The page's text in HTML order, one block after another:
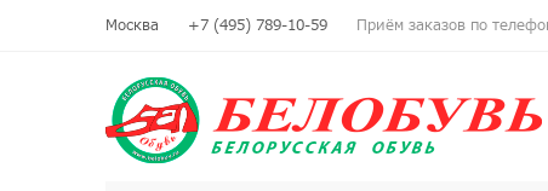
Москва +7 (495) 789-10-59 Приём заказов по